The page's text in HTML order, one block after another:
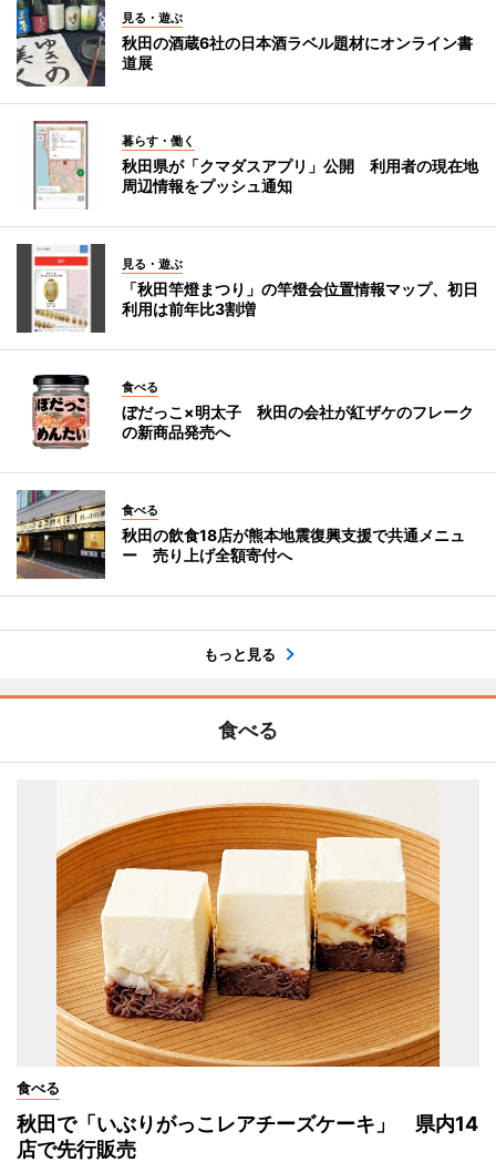
見る・遊ぶ
秋田の酒蔵6社の日本酒ラベル題材にオンライン書
道展
暮らす・働く
秋田県が「クマダスアプリ」公開 利用者の現在地
周辺情報をプッシュ通知
見る・遊ぶ
「秋田竿燈まつり」の竿燈会位置情報マップ、初日
利用は前年比3割増
食べる
ぼだっこ×明太子 秋田の会社が紅ザケのフレーク
の新商品発売へ
食べる
秋田の飲食18店が熊本地震復興支援で共通メニュ
ー 売り上げ全額寄付へ
もっと見る
食べる
食べる
秋田で「いぶりがっこレアチーズケーキ」 県内14
店で先行販売